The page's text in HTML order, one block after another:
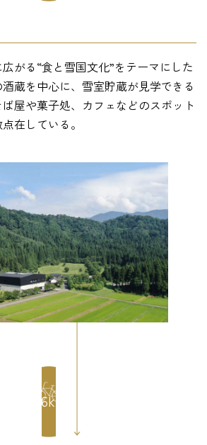
がる“食と雪国文化”をテーマにした
蔵を中心に、雪室貯蔵が見学できる
ば屋や菓子処、カフェなどのスポット
在している。
5.6km